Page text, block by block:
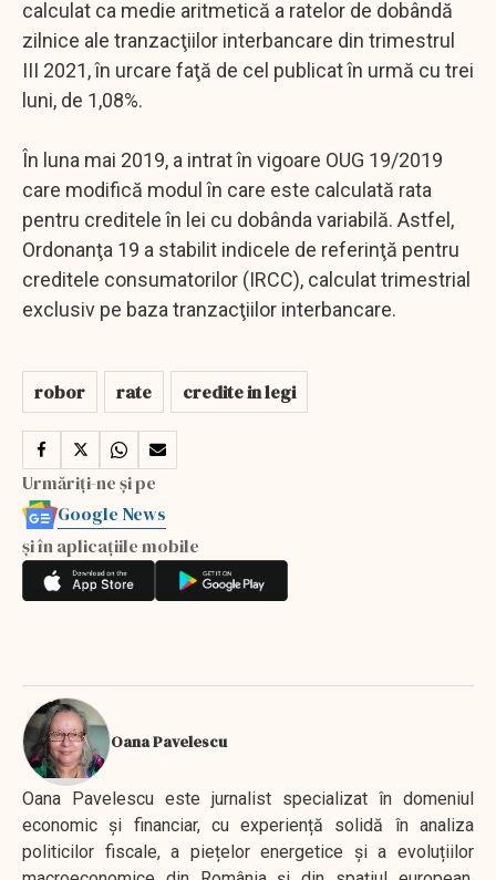
calculat ca medie aritmetică a ratelor de dobândă
zilnice ale tranzacţiilor interbancare din trimestrul
III 2021, în urcare faţă de cel publicat în urmă cu trei
luni, de 1,08%.
În luna mai 2019, a intrat în vigoare OUG 19/2019
care modifică modul în care este calculată rata
pentru creditele în lei cu dobânda variabilă. Astfel,
Ordonanţa 19 a stabilit indicele de referinţă pentru
creditele consumatorilor (IRCC), calculat trimestrial
exclusiv pe baza tranzacţiilor interbancare.
robor rate credite in legi
Urmăriți-ne și pe
Google News
și în aplicațiile mobile
Oana Pavelescu
Oana Pavelescu este jurnalist specializat în domeniul
economic și financiar, cu experiență solidă în analiza
politicilor fiscale, a piețelor energetice și a evoluțiilor